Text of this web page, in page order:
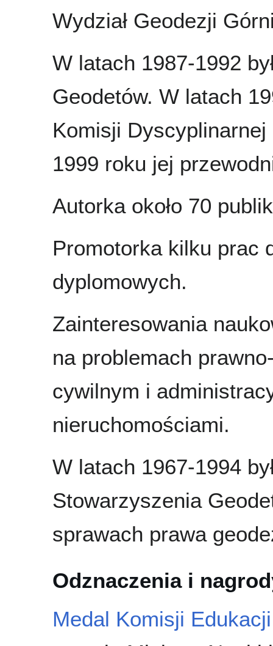
Wydział Geodezji
W latach 1987-1992
Geodetów. W latach
Komisji
1999 roku jej
Autorka około 70
Promotorka kilku prac
dyplomowych.
Zainteresowania
na problemach
cywilnym i
nieruchomościami.
W latach 1967-1994
Stowarzyszenia
sprawach prawa
Odznaczenia i
Medal Komisji